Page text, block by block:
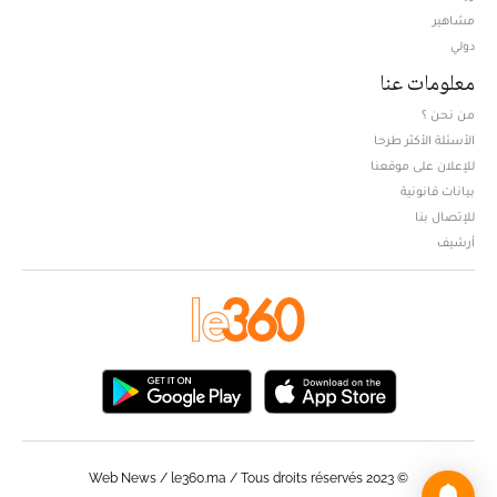
مشاهير
دولي
معلومات عنا
من نحن ؟
الأسئلة الأكثر طرحا
للإعلان على موقعنا
بيانات قانونية
للإتصال بنا
أرشيف
© Web News / le360.ma / Tous droits réservés 2023